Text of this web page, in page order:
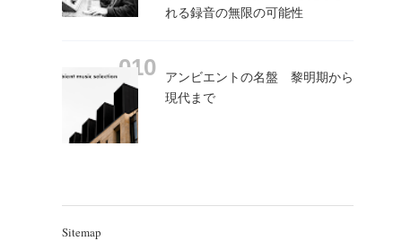
れる録音の無限の可能性
アンビエントの名盤 黎明期から
現代まで
Sitemap